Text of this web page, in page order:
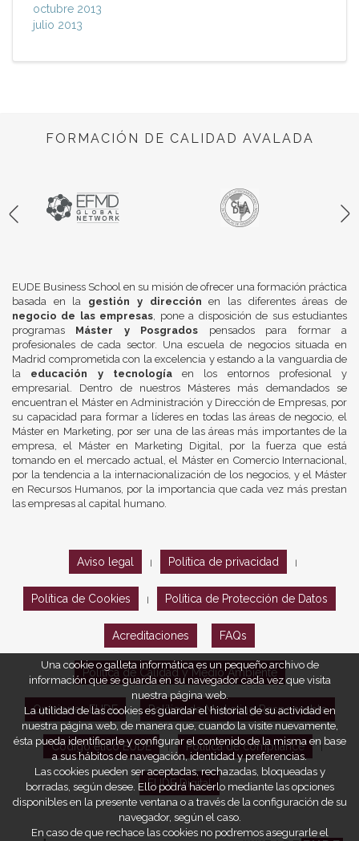
octubre 2013
julio 2013
FORMACIÓN DE CALIDAD AVALADA
EUDE Business School en su misión de ofrecer una formación práctica
basada en la gestión y dirección en las diferentes áreas de
negocio de las empresas, pone a disposición de sus estudiantes
programas Máster y Posgrados pensados para formar a
profesionales de cada sector. Una escuela de negocios situada en
Madrid comprometida con la excelencia y estando a la vanguardia de
la educación y tecnologíaen los entornos profesional y
empresarial. Dentro de nuestros Másteres más demandados se
encuentran el Máster en Administración y Dirección de Empresas, por
su capacidad para formar a líderes en todas las áreas de negocio, el
Máster en Marketing, por ser una de las áreas más importantes de la
empresa, el Máster en Marketing Digital, por la fuerza que está
tomando en el mercado actual, el Máster en Comercio Internacional,
por la tendencia a la internacionalización de los negocios, y el Máster
en Recursos Humanos, por la importancia que cada vez más prestan
las empresas al capital humano.
Aviso legal Política de privacidad
Política de Cookies Política de Protección de Datos
Acreditaciones FAQs
Política de Calidad y Medio Ambiente
Opiniones EUDE Política de Marketing Responsable
Código ético EUDE Política de compliance
EUDE Digital
Una cookie o galleta informática es un pequeño archivo de
información que se guarda en su navegador cada vez que visita
nuestra página web.
La utilidad de las cookies es guardar el historial de su actividad en
nuestra página web, de manera que, cuando la visite nuevamente,
ésta pueda identificarle y configurar el contenido de la misma en base
a sus hábitos de navegación, identidad y preferencias.
Las cookies pueden ser aceptadas, rechazadas, bloqueadas y
borradas, según desee. Ello podrá hacerlo mediante las opciones
disponibles en la presente ventana o a través de la configuración de su
navegador, según el caso.
En caso de que rechace las cookies no podremos asegurarle el